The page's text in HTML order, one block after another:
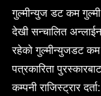
गुल्मीन्युज डट कम
देखी सन्चालित
रहेको गुल्मीन्युजडट कम
पत्रकारिता
कम्पनी राजिस्ट्रार